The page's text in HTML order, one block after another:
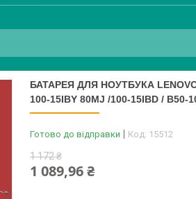
БАТАРЕЯ ДЛЯ НОУТБУКА LENOVO
100-15IBY 80MJ /100-15IBD / B50-
Готово до відправки Код: 15512
1 172 ₴
1 089,96 ₴